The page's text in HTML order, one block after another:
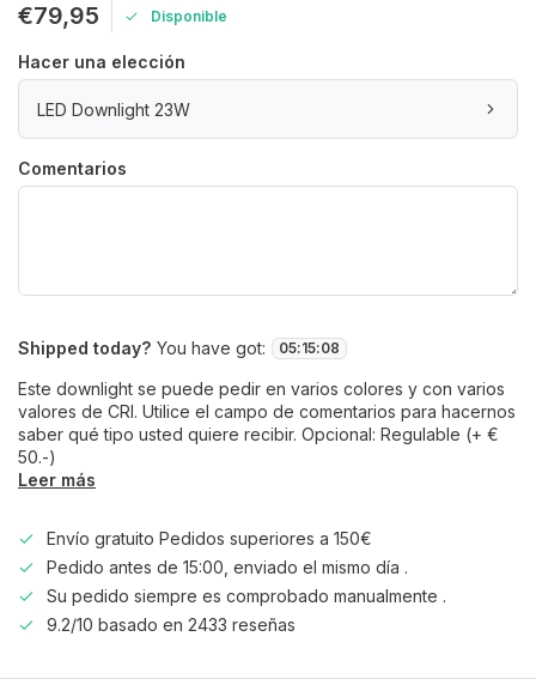
€79,95 Disponible
Hacer una elección
LED Downlight 23W
Comentarios
Shipped today? You have got: 05:15:08
Este downlight se puede pedir en varios colores y con varios
valores de CRI. Utilice el campo de comentarios para hacernos
saber qué tipo usted quiere recibir. Opcional: Regulable (+ €
50.-)
Leer más
Envío gratuito Pedidos superiores a 150€
Pedido antes de 15:00, enviado el mismo día .
Su pedido siempre es comprobado manualmente .
9.2/10 basado en 2433 reseñas